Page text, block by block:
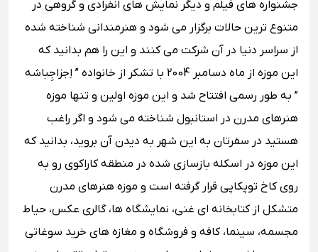
جشنواره‌ های فیلم و دیگر نمایش ‌های انفرادی و گروهی در
متنوع ترین حالات برگزار می ‌شود و هنرمندانی شناخته شده
از سراسر دنیا در آن شرکت می‌ کنند و این را هم بدانید که
این موزه از ماه دسامبر 2004 با تشکر از خانواده ” اِجزاجِباشه
” به طور رسمی افتتاح شد و این موزه اولین و تنها موزه
هنرهای مدرن در استانبول شناخته می شود و اگر راغب
هستید در سفرتان به این شهر به دیدن آن بروید، بدانید که
این موزه در اسکله بازسازی شده در منطقه کاراکوی رو به
روی کاخ توپکاپی قرار گرفته است و موزه هنرهای مدرن
متشکل از کتابخانه ای غنی، نمایشگاه ها، گالری عکس، حیاط
مجسمه، سینما، کافه و فروشگاه و مغازه های خرید سوغاتی